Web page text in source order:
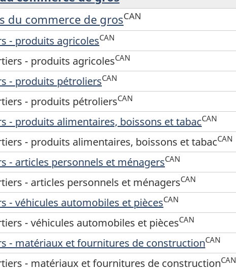
du commerce de grosCAN
- produits agricolesCAN
- produits agricolesCAN
- produits pétroliersCAN
- produits pétroliersCAN
- produits alimentaires, boissons et tabacCAN
- produits alimentaires, boissons et tabacCAN
- articles personnels et ménagersCAN
- articles personnels et ménagersCAN
- véhicules automobiles et piècesCAN
- véhicules automobiles et piècesCAN
- matériaux et fournitures de constructionCAN
- matériaux et fournitures de constructionCAN